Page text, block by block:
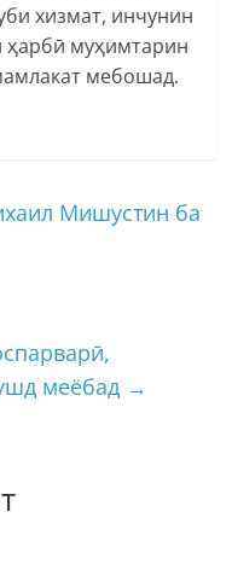
хизмат, инчунин
муҳимтарин
мебошад.
Мишустин ба
меёбад →